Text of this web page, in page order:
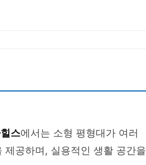
스에서는 소형 평형대가 여러
공하며, 실용적인 생활 공간을